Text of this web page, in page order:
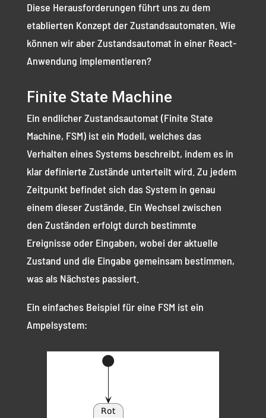
Diese Herausforderungen führt uns zu dem
etablierten Konzept der Zustandsautomaten. Wie
können wir aber Zustandsautomat in einer React-
Anwendung implementieren?
Finite State Machine
Ein endlicher Zustandsautomat (Finite State
Machine, FSM) ist ein Modell, welches das
Verhalten eines Systems beschreibt, indem es in
klar definierte Zustände unterteilt wird. Zu jedem
Zeitpunkt befindet sich das System in genau
einem dieser Zustände. Ein Wechsel zwischen
den Zuständen erfolgt durch bestimmte
Ereignisse oder Eingaben, wobei der aktuelle
Zustand und die Eingabe gemeinsam bestimmen,
was als Nächstes passiert.
Ein einfaches Beispiel für eine FSM ist ein
Ampelsystem: